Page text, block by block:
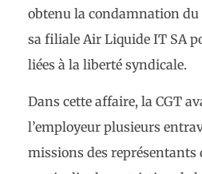
obtenu la condamnation du
sa filiale Air Liquide IT SA
liées à la liberté syndicale.
Dans cette affaire, la CGT
l’employeur plusieurs
missions des représentants